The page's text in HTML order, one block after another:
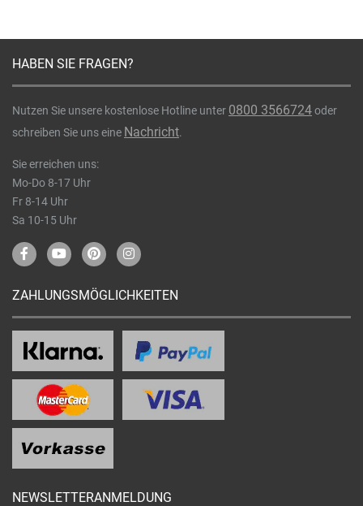
HABEN SIE FRAGEN?
Nutzen Sie unsere kostenlose Hotline unter 0800 3566724oder
schreiben Sie uns eine Nachricht.
Sie erreichen uns:
Mo-Do 8-17 Uhr
Fr 8-14 Uhr
Sa 10-15 Uhr
ZAHLUNGSMÖGLICHKEITEN
NEWSLETTERANMELDUNG